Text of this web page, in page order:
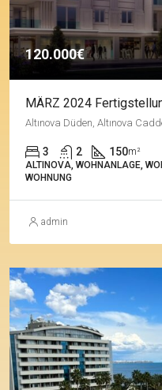
120.000€
Altınova Düden, Altınova
3 2 150m²
ALTINOVA, WOHNANLAGE,
WOHNUNG
admin